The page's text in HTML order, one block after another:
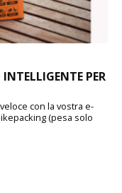
PER
con la vostra e-
(pesa solo